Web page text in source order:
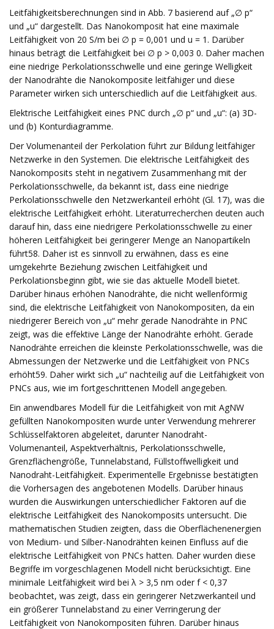
Leitfähigkeitsberechnungen sind in Abb. 7 basierend auf „∅ p“
und „u“ dargestellt. Das Nanokomposit hat eine maximale
Leitfähigkeit von 20 S/m bei ∅ p = 0,001 und u = 1. Darüber
hinaus beträgt die Leitfähigkeit bei ∅ p > 0,003 0. Daher machen
eine niedrige Perkolationsschwelle und eine geringe Welligkeit
der Nanodrähte die Nanokomposite leitfähiger und diese
Parameter wirken sich unterschiedlich auf die Leitfähigkeit aus.
Elektrische Leitfähigkeit eines PNC durch „∅ p“ und „u“: (a) 3D-
und (b) Konturdiagramme.
Der Volumenanteil der Perkolation führt zur Bildung leitfähiger
Netzwerke in den Systemen. Die elektrische Leitfähigkeit des
Nanokomposits steht in negativem Zusammenhang mit der
Perkolationsschwelle, da bekannt ist, dass eine niedrige
Perkolationsschwelle den Netzwerkanteil erhöht (Gl. 17), was die
elektrische Leitfähigkeit erhöht. Literaturrecherchen deuten auch
darauf hin, dass eine niedrigere Perkolationsschwelle zu einer
höheren Leitfähigkeit bei geringerer Menge an Nanopartikeln
führt58. Daher ist es sinnvoll zu erwähnen, dass es eine
umgekehrte Beziehung zwischen Leitfähigkeit und
Perkolationsbeginn gibt, wie sie das aktuelle Modell bietet.
Darüber hinaus erhöhen Nanodrähte, die nicht wellenförmig
sind, die elektrische Leitfähigkeit von Nanokompositen, da ein
niedrigerer Bereich von „u“ mehr gerade Nanodrähte in PNC
zeigt, was die effektive Länge der Nanodrähte erhöht. Gerade
Nanodrähte erreichen die kleinste Perkolationsschwelle, was die
Abmessungen der Netzwerke und die Leitfähigkeit von PNCs
erhöht59. Daher wirkt sich „u“ nachteilig auf die Leitfähigkeit von
PNCs aus, wie im fortgeschrittenen Modell angegeben.
Ein anwendbares Modell für die Leitfähigkeit von mit AgNW
gefüllten Nanokompositen wurde unter Verwendung mehrerer
Schlüsselfaktoren abgeleitet, darunter Nanodraht-
Volumenanteil, Aspektverhältnis, Perkolationsschwelle,
Grenzflächengröße, Tunnelabstand, Füllstoffwelligkeit und
Nanodraht-Leitfähigkeit. Experimentelle Ergebnisse bestätigten
die Vorhersagen des angebotenen Modells. Darüber hinaus
wurden die Auswirkungen unterschiedlicher Faktoren auf die
elektrische Leitfähigkeit des Nanokomposits untersucht. Die
mathematischen Studien zeigten, dass die Oberflächenenergien
von Medium- und Silber-Nanodrähten keinen Einfluss auf die
elektrische Leitfähigkeit von PNCs hatten. Daher wurden diese
Begriffe im vorgeschlagenen Modell nicht berücksichtigt. Eine
minimale Leitfähigkeit wird bei λ > 3,5 nm oder f < 0,37
beobachtet, was zeigt, dass ein geringerer Netzwerkanteil und
ein größerer Tunnelabstand zu einer Verringerung der
Leitfähigkeit von Nanokompositen führen. Darüber hinaus